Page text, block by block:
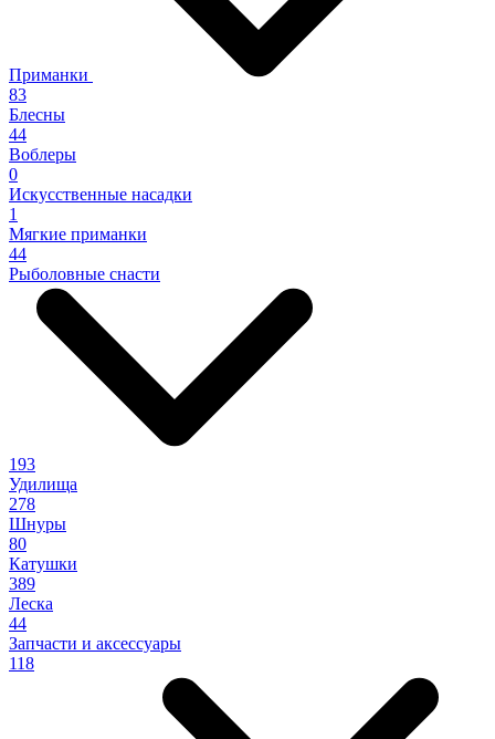
Приманки
83
Блесны
44
Воблеры
0
Искусственные насадки
1
Мягкие приманки
44
Рыболовные снасти
193
Удилища
278
Шнуры
80
Катушки
389
Леска
44
Запчасти и аксессуары
118